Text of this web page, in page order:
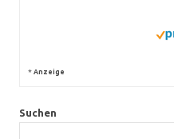
* Anzeige
Suchen